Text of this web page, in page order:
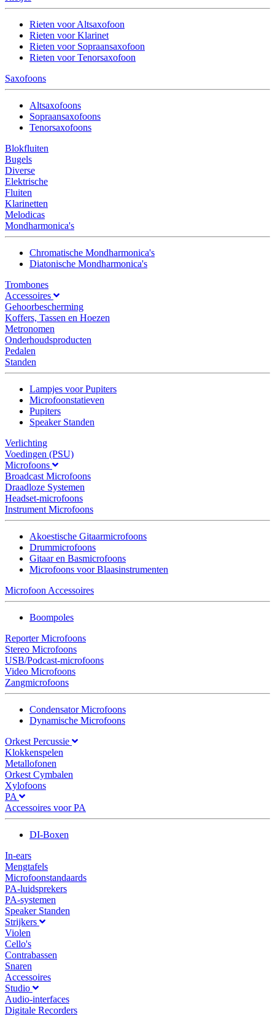
Rieten voor Altsaxofoon
Rieten voor Klarinet
Rieten voor Sopraansaxofoon
Rieten voor Tenorsaxofoon
Saxofoons
Altsaxofoons
Sopraansaxofoons
Tenorsaxofoons
Blokfluiten
Bugels
Diverse
Elektrische
Fluiten
Klarinetten
Melodicas
Mondharmonica's
Chromatische Mondharmonica's
Diatonische Mondharmonica's
Trombones
Accessoires
Gehoorbescherming
Koffers, Tassen en Hoezen
Metronomen
Onderhoudsproducten
Pedalen
Standen
Lampjes voor Pupiters
Microfoonstatieven
Pupiters
Speaker Standen
Verlichting
Voedingen (PSU)
Microfoons
Broadcast Microfoons
Draadloze Systemen
Headset-microfoons
Instrument Microfoons
Akoestische Gitaarmicrofoons
Drummicrofoons
Gitaar en Basmicrofoons
Microfoons voor Blaasinstrumenten
Microfoon Accessoires
Boompoles
Reporter Microfoons
Stereo Microfoons
USB/Podcast-microfoons
Video Microfoons
Zangmicrofoons
Condensator Microfoons
Dynamische Microfoons
Orkest Percussie
Klokkenspelen
Metallofonen
Orkest Cymbalen
Xylofoons
PA
Accessoires voor PA
DI-Boxen
In-ears
Mengtafels
Microfoonstandaards
PA-luidsprekers
PA-systemen
Speaker Standen
Strijkers
Violen
Cello's
Contrabassen
Snaren
Accessoires
Studio
Audio-interfaces
Digitale Recorders